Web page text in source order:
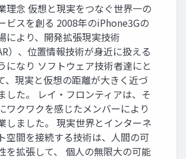
理念 仮想と現実をつなぐ世界一の
ビスを創る 2008年のiPhone3Gの
により、開発拡張現実技術
AR）、位置情報技術が身近に扱える
になり ソフトウェア技術者達にと
、現実と仮想の距離が大きく近づ
した。 レイ・フロンティアは、そ
ワクワクを感じたメンバーにより
しました。 現実世界とインターネ
空間を接続する技術は、人間の可
を拡張して、 個人の無限大の可能